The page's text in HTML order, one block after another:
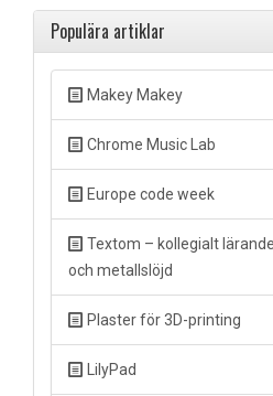
Populära artiklar
Makey Makey
Chrome Music Lab
Europe code week
Textom – kollegialt
och metallslöjd
Plaster för 3D-printing
LilyPad